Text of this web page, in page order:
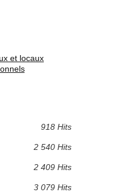
et locaux
918 Hits
2 540 Hits
2 409 Hits
3 079 Hits